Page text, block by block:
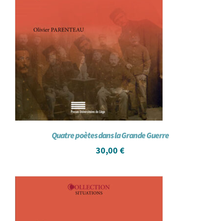
Quatre poètes dans la Grande Guerre
30,00 €